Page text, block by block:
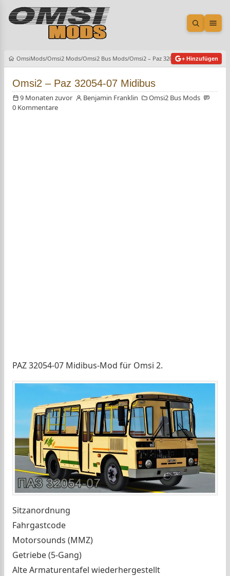
Suche
OmsiMods Omsi2 Mods Omsi2 Bus Mods Omsi2 – Paz 32054-07 Midibus
+ Hinzufügen
Omsi2 – Paz 32054-07 Midibus
9 Monaten zuvor Benjamin Franklin
Omsi2 Bus Mods
0 Kommentare
PAZ 32054-07 Midibus-Mod für Omsi 2.
Sitzanordnung
Fahrgastcode
Motorsounds (MMZ)
Getriebe (5-Gang)
Alte Armaturentafel wiederhergestellt